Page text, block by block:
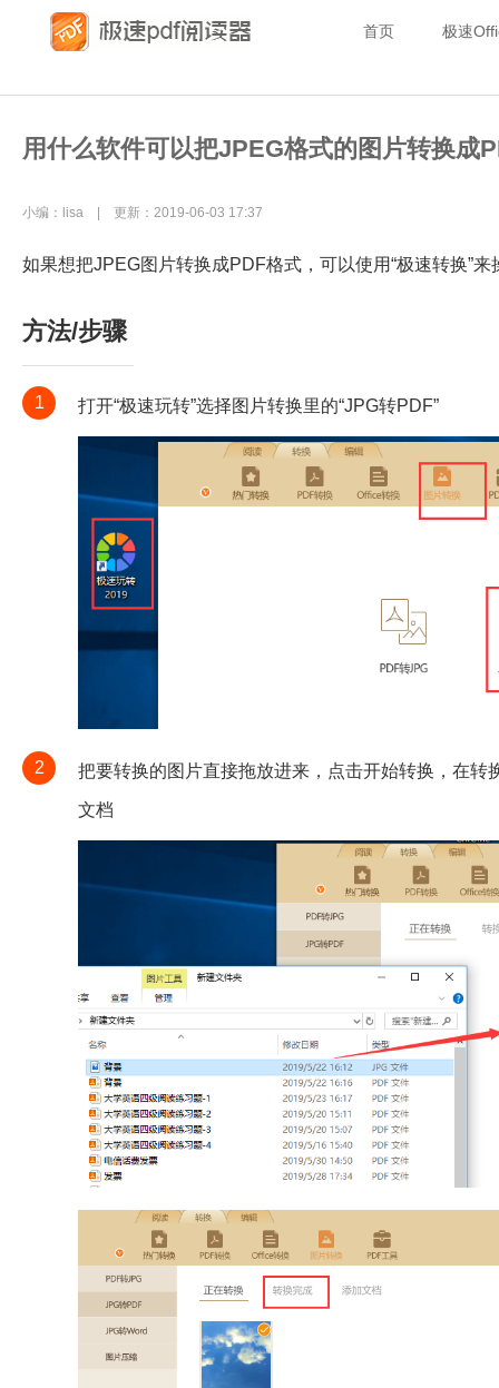
首页 极速
用什么软件可以把JPEG格式的图片转换成
小编：lisa | 更新：2019-06-03 17:37
如果想把JPEG图片转换成PDF格式，可以使用“极速转换”
方法/步骤
1 打开“极速玩转”选择图片转换里的“JPG转PDF”
2 把要转换的图片直接拖放进来，点击开始转换，在转
文档